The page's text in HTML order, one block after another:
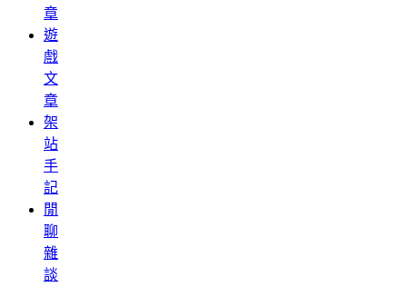
章
遊
戲
文
章
架
站
手
記
閒
聊
雜
談